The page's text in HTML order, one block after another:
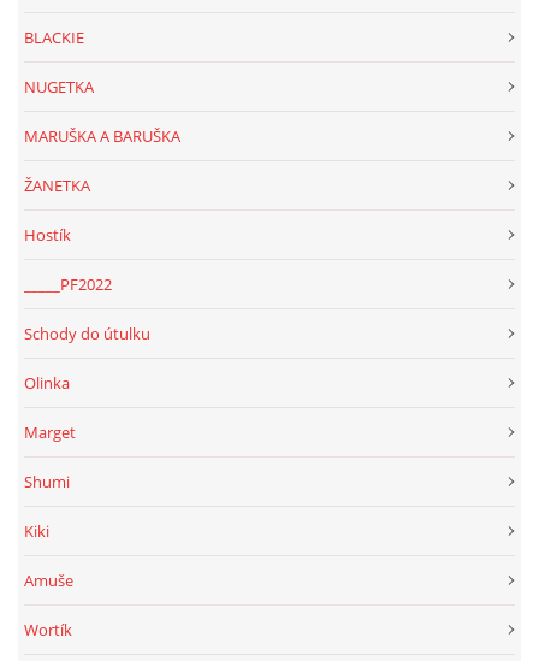
BLACKIE
NUGETKA
MARUŠKA A BARUŠKA
ŽANETKA
Hostík
_____PF2022
Schody do útulku
Olinka
Marget
Shumi
Kiki
Amuše
Wortík